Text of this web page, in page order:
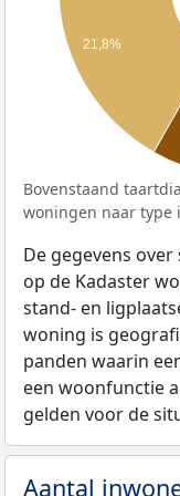
21,8%
Bovenstaand
woningen naar type
De gegevens
op de Kadaster
stand- en
woning is
panden waarin
een woonfunctie
gelden voor de
Aantal